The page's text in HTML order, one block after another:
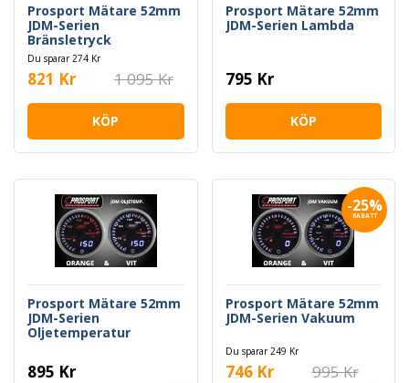
Prosport Mätare 52mm
JDM-Serien
Bränsletryck
Du sparar 274 Kr
821 Kr 1 095 Kr
KÖP
Prosport Mätare 52mm
JDM-Serien Lambda
795 Kr
KÖP
Prosport Mätare 52mm
JDM-Serien
Oljetemperatur
895 Kr
-25%
RABATT
Prosport Mätare 52mm
JDM-Serien Vakuum
Du sparar 249 Kr
746 Kr 995 Kr